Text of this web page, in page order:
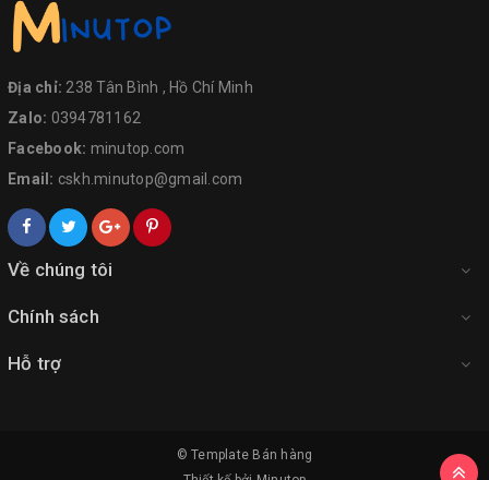
Địa chỉ: 238 Tân Bình , Hồ Chí Minh
Zalo: 0394781162
Facebook: minutop.com
Email: cskh.minutop@gmail.com
Về chúng tôi
Chính sách
Hỗ trợ
© Template Bán hàng